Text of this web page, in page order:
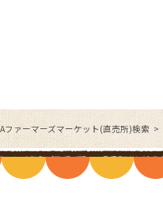
ファーマーズマーケット(直売所)検索